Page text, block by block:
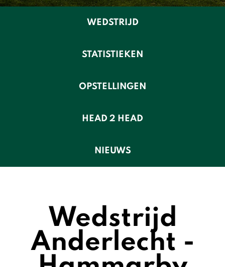
WEDSTRIJD
STATISTIEKEN
OPSTELLINGEN
HEAD 2 HEAD
NIEUWS
Wedstrijd
Anderlecht -